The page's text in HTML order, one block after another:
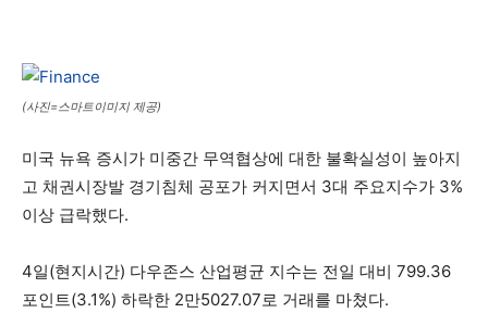
(사진=스마트이미지 제공)
미국 뉴욕 증시가 미중간 무역협상에 대한 불확실성이 높아지
고 채권시장발 경기침체 공포가 커지면서 3대 주요지수가 3%
이상 급락했다.
4일(현지시간) 다우존스 산업평균 지수는 전일 대비 799.36
포인트(3.1%) 하락한 2만5027.07로 거래를 마쳤다.